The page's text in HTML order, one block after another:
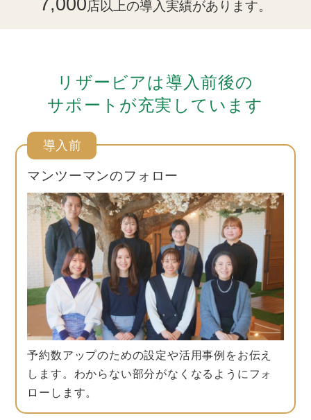
7,000店以上の導入実績があります。
リザービアは導入前後の
サポートが充実しています
導入前
マンツーマンのフォロー
予約数アップのための設定や活用事例をお伝え
します。わからない部分がなくなるようにフォ
ローします。